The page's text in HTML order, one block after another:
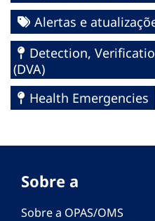
Alertas e
Detection,
(DVA)
Health Emergencies
Sobre a
Sobre a OPAS/OMS